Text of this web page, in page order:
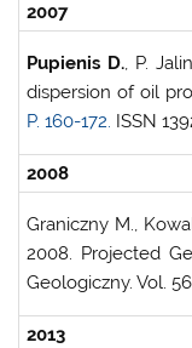
2007
Pupienis D., P.
dispersion of oil
P. 160-172. ISSN
2008
Graniczny M.,
2008. Projected
Geologiczny. Vol.
2013